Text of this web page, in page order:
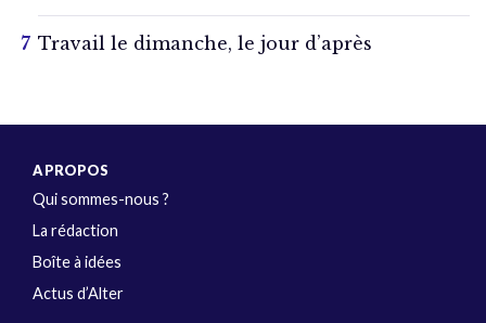
Travail le dimanche, le jour d’après
A PROPOS
Qui sommes-nous ?
La rédaction
Boîte à idées
Actus d’Alter